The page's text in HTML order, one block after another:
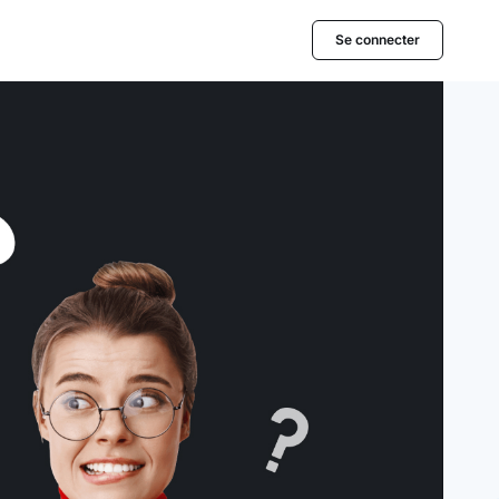
Se connecter